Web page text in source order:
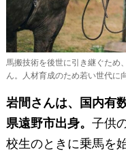
馬搬技術を後世に引き継ぐため
ん。人材育成のため若い世代に
岩間さんは、国内有
県遠野市出身。 子供
校生のときに乗馬を